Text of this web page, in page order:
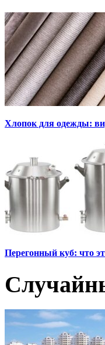
Хлопок для одежды:
Перегонный куб: что